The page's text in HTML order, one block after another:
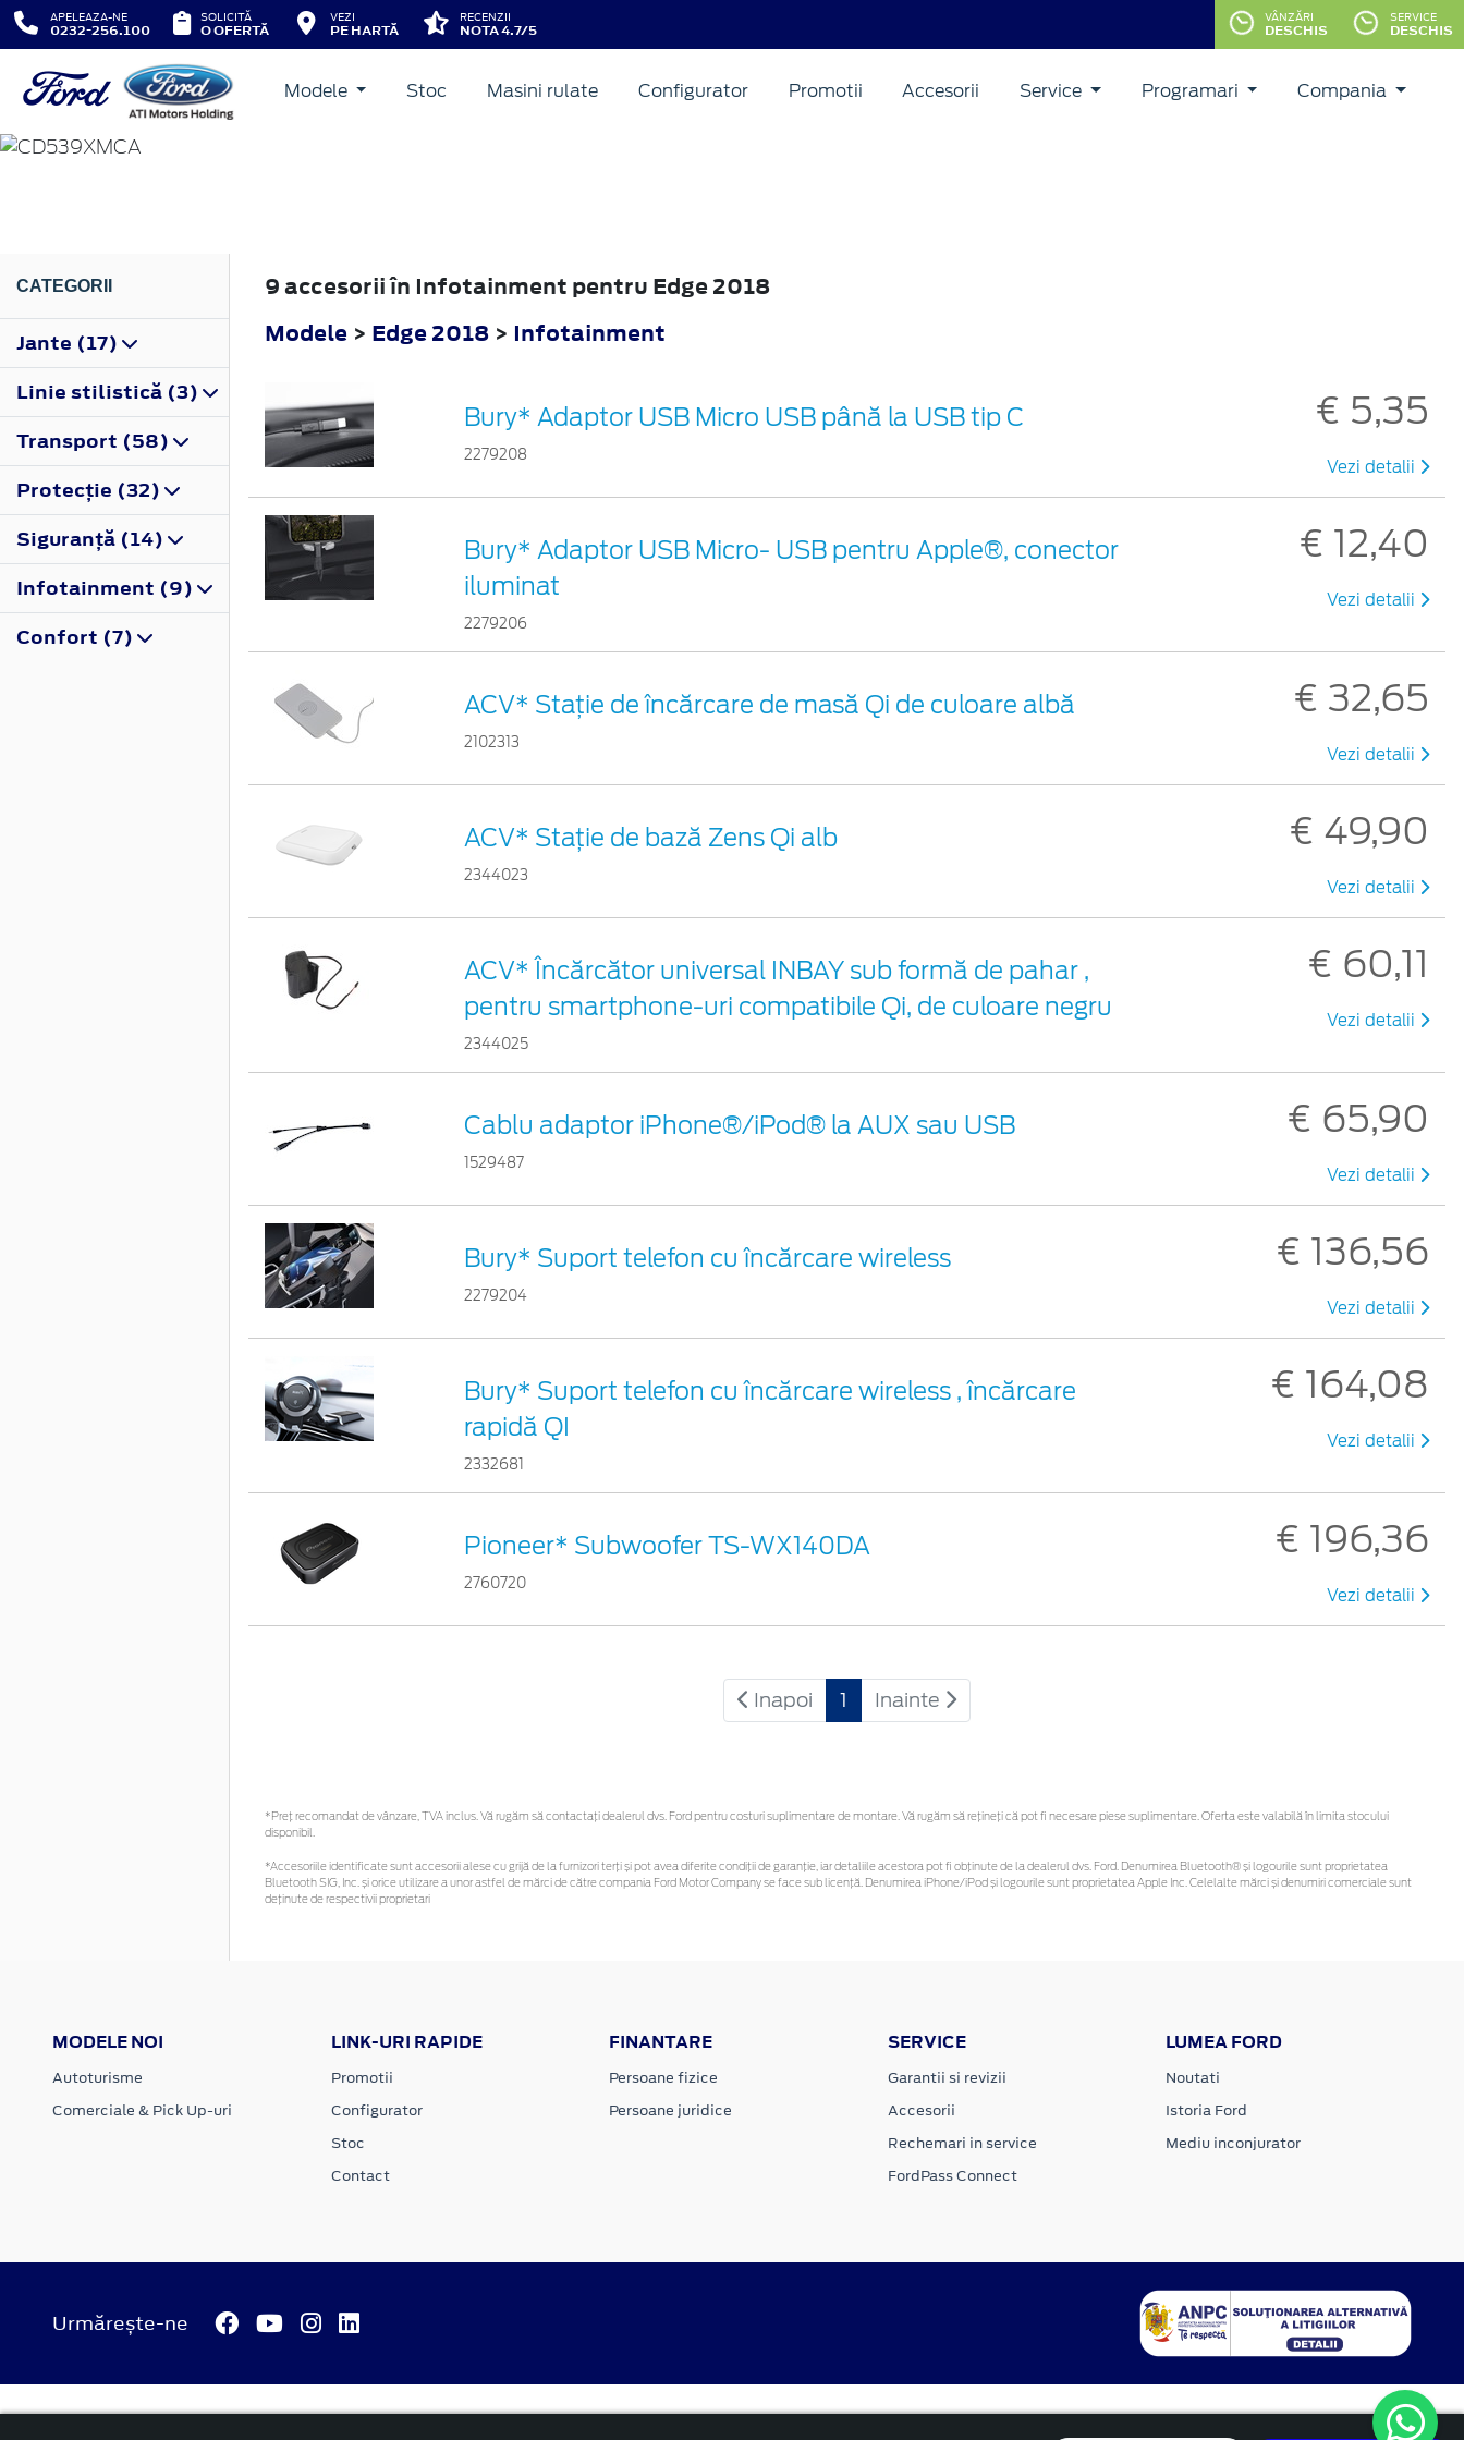
APELEAZA-NE
0232-256.100
SOLICITĂ
O OFERTĂ
VEZI
PE HARTĂ
RECENZII
NOTA 4.7/5
VÂNZĂRI
DESCHIS
SERVICE
DESCHIS
Modele Stoc Masini rulate Configurator Promotii Accesorii Service Programari Compania
EDGE
CATEGORII
Jante (17)
Linie stilistică (3)
Transport (58)
Protecţie (32)
Siguranţă (14)
Infotainment (9)
Confort (7)
9 accesorii în Infotainment pentru Edge 2018
Modele > Edge 2018 > Infotainment
Bury* Adaptor USB Micro USB până la USB tip C
2279208
€ 5,35
Vezi detalii
Bury* Adaptor USB Micro- USB pentru Apple®, conector
iluminat
2279206
€ 12,40
Vezi detalii
ACV* Stație de încărcare de masă Qi de culoare albă
2102313
€ 32,65
Vezi detalii
ACV* Stație de bază Zens Qi alb
2344023
€ 49,90
Vezi detalii
ACV* Încărcător universal INBAY sub formă de pahar ,
pentru smartphone-uri compatibile Qi, de culoare negru
2344025
€ 60,11
Vezi detalii
Cablu adaptor iPhone®/iPod® la AUX sau USB
1529487
€ 65,90
Vezi detalii
Bury* Suport telefon cu încărcare wireless
2279204
€ 136,56
Vezi detalii
Bury* Suport telefon cu încărcare wireless , încărcare
rapidă QI
2332681
€ 164,08
Vezi detalii
Pioneer* Subwoofer TS-WX140DA
2760720
€ 196,36
Vezi detalii
Inapoi 1 Inainte
*Preţ recomandat de vânzare, TVA inclus. Vă rugăm să contactaţi dealerul dvs. Ford pentru costuri suplimentare de montare. Vă rugăm să rețineți că pot fi necesare piese suplimentare. Oferta este valabilă în limita stocului
disponibil.
*Accesoriile identificate sunt accesorii alese cu grijă de la furnizori terți și pot avea diferite condiții de garanție, iar detaliile acestora pot fi obținute de la dealerul dvs. Ford. Denumirea Bluetooth® și logourile sunt proprietatea
Bluetooth SIG, Inc. și orice utilizare a unor astfel de mărci de către compania Ford Motor Company se face sub licență. Denumirea iPhone/iPod și logourile sunt proprietatea Apple Inc. Celelalte mărci și denumiri comerciale sunt
deținute de respectivii proprietari
MODELE NOI
Autoturisme
Comerciale & Pick Up-uri
LINK-URI RAPIDE
Promotii
Configurator
Stoc
Contact
FINANTARE
Persoane fizice
Persoane juridice
SERVICE
Garantii si revizii
Accesorii
Rechemari in service
FordPass Connect
LUMEA FORD
Noutati
Istoria Ford
Mediu inconjurator
Urmărește-ne
© 2026 ATI Motors Termeni si conditii Confidentialitate
Politica cookies